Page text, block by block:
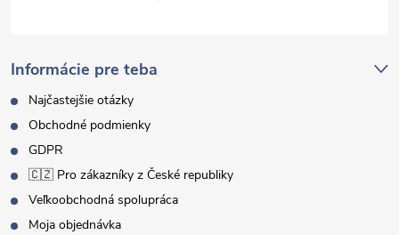
Informácie pre teba
Najčastejšie otázky
Obchodné podmienky
GDPR
🇨🇿 Pro zákazníky z České republiky
Veľkoobchodná spolupráca
Moja objednávka